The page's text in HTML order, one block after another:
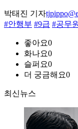
박태진 기자
#안행부 #9급 #공무원
좋아요0
화나요0
슬퍼요0
더 궁금해요0
최신뉴스